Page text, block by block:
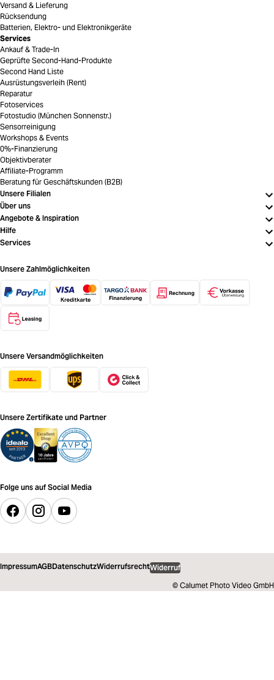
Versand & Lieferung
Rücksendung
Batterien, Elektro- und Elektronikgeräte
Services
Ankauf & Trade-In
Geprüfte Second-Hand-Produkte
Second Hand Liste
Ausrüstungsverleih (Rent)
Reparatur
Fotoservices
Fotostudio (München Sonnenstr.)
Sensorreinigung
Workshops & Events
0%-Finanzierung
Objektivberater
Affiliate-Programm
Beratung für Geschäftskunden (B2B)
Unsere Filialen
Über uns
Angebote & Inspiration
Hilfe
Services
Unsere Zahlmöglichkeiten
Unsere Versandmöglichkeiten
Unsere Zertifikate und Partner
Folge uns auf Social Media
ImpressumAGBDatenschutzWiderrufsrechtWiderruf
© Calumet Photo Video GmbH